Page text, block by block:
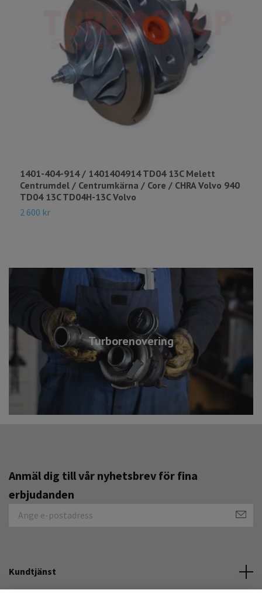
Turborenovering
1401-404-914 / 1401404914 TD04 13C Melett
Centrumdel / Centrumkärna / Core / CHRA Volvo 940
TD04 13C TD04H-13C Volvo
2 600 kr
Anmäl dig till vår nyhetsbrev för fina
erbjudanden
Kundtjänst